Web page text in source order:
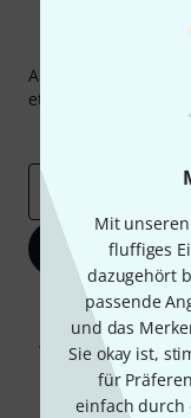
Mit
fluffiges
dazugehört
passende
und das
Sie okay ist,
für
einfach durch
Abonniere den
etwas Glück einen
E-Mail-Adresse
Mit Klick auf „Jetzt
Werbung und einer
Abmeldung ist